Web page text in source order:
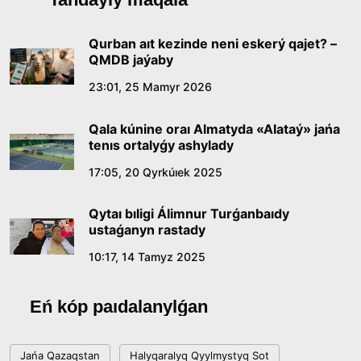
baıqaýynyń jeńimpazy Aqerke Amalátty
16:27, 23 Shilde 2026
Qazaq tilindegi «qut» konseptisiniń
09:21, 21 Shilde 2026
Abaıdyń adam tárbıesi týraly kózqarastarynyń
18:59, 20 Shilde 2026
álde básekelesi me?
Qurban aıt kezinde neni eskerý qajet? –
QMDB jaýaby
23:01, 25 Mamyr 2026
Qala kúnine oraı Almatyda «Alataý» jańa
tenıs ortalyǵy ashylady
17:05, 20 Qyrkúıek 2025
Qytaı bıligi Álimnur Turǵanbaıdy
ustaǵanyn rastady
10:17, 14 Tamyz 2025
Eń kóp paıdalanylǵan
Jańa Qazaqstan Halyqaralyq Qyylmystyq Sot